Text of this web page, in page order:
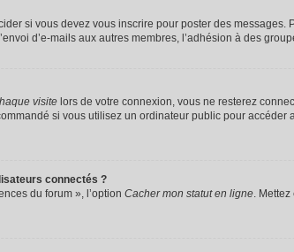
si vous devez vous inscrire pour poster des
d’e-mails aux autres membres, l’adhésion à des
visite lors de votre connexion, vous ne resterez
si vous utilisez un ordinateur public pour
connectés ?
du forum », l’option Cacher mon statut en ligne.